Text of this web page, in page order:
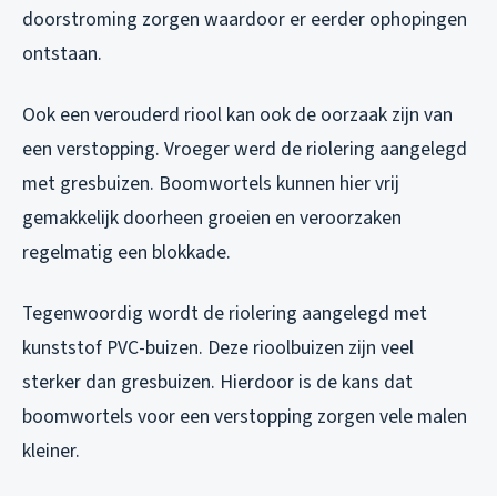
doorstroming zorgen waardoor er eerder ophopingen
ontstaan.
Ook een verouderd riool kan ook de oorzaak zijn van
een verstopping. Vroeger werd de riolering aangelegd
met gresbuizen. Boomwortels kunnen hier vrij
gemakkelijk doorheen groeien en veroorzaken
regelmatig een blokkade.
Tegenwoordig wordt de riolering aangelegd met
kunststof PVC-buizen. Deze rioolbuizen zijn veel
sterker dan gresbuizen. Hierdoor is de kans dat
boomwortels voor een verstopping zorgen vele malen
kleiner.